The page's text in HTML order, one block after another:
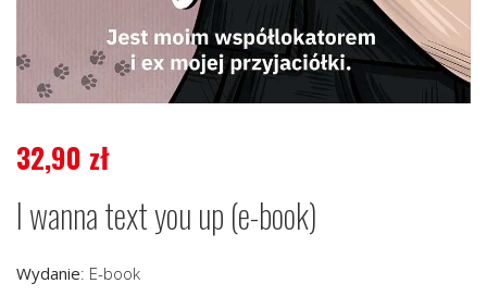
32,90 zł
I wanna text you up (e-book)
Wydanie: E-book